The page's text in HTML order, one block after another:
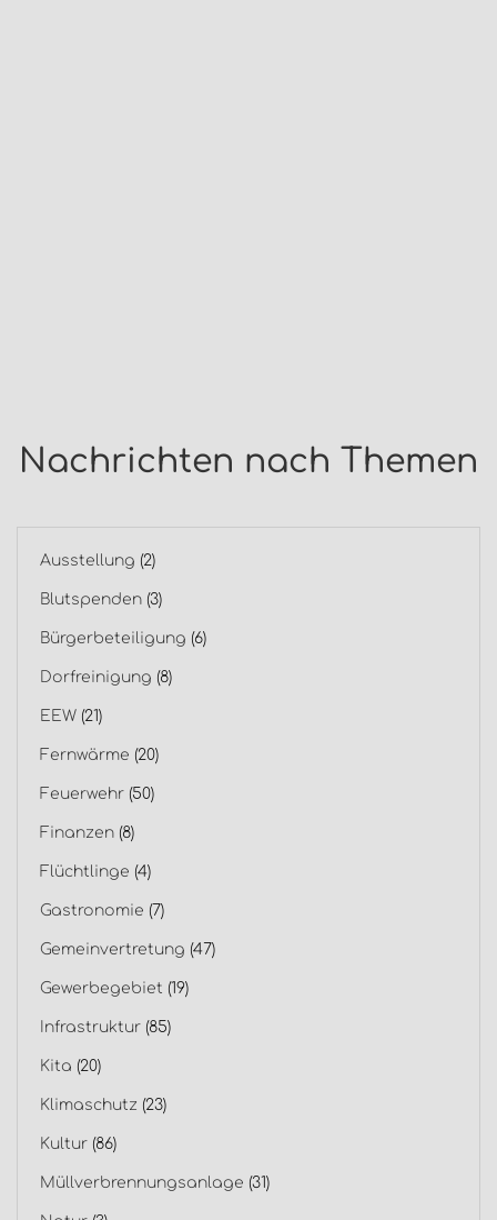
Nachrichten nach Themen
Ausstellung (2)
Blutspenden (3)
Bürgerbeteiligung (6)
Dorfreinigung (8)
EEW (21)
Fernwärme (20)
Feuerwehr (50)
Finanzen (8)
Flüchtlinge (4)
Gastronomie (7)
Gemeinvertretung (47)
Gewerbegebiet (19)
Infrastruktur (85)
Kita (20)
Klimaschutz (23)
Kultur (86)
Müllverbrennungsanlage (31)